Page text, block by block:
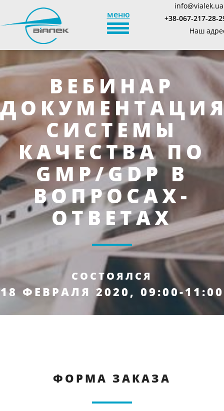
меню
TOGGLE_NAVIGATION
info@vialek.ua
+38-067-217-28-
Наш
ВЕБИНАР
СИСТЕМЫ
КАЧЕСТВА ПО
GMP/GDP В
ВОПРОСАХ-
ОТВЕТАХ
СОСТОЯЛСЯ
18 ФЕВРАЛЯ 2020, 09:00-11:00
ФОРМА ЗАКАЗА